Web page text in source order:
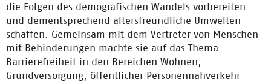
die Folgen des demografischen Wandels vorbereiten
und dementsprechend altersfreundliche Umwelten
schaffen. Gemeinsam mit dem Vertreter von Menschen
mit Behinderungen machte sie auf das Thema
Barrierefreiheit in den Bereichen Wohnen,
Grundversorgung, öffentlicher Personennahverkehr